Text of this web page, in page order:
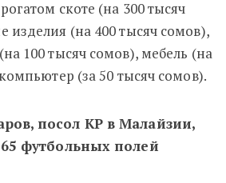
скоте (на 300 тысяч
изделия (на 400 тысяч сомов),
100 тысяч сомов), мебель (на
(за 50 тысяч сомов).
посол КР в Малайзии,
футбольных полей